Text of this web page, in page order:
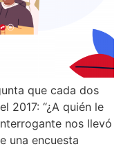
que cada dos
2017: “¿A quién le
nos llevó
una encuesta